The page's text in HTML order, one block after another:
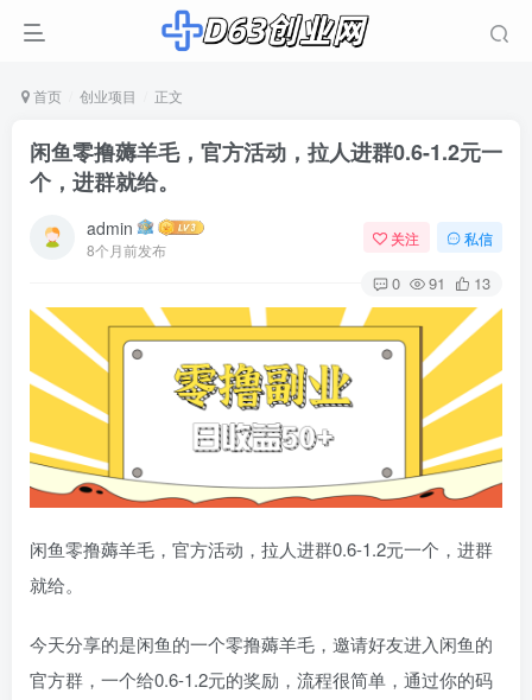
首页 创业项目 正文
闲鱼零撸薅羊毛，官方活动，拉人进群0.6-1.2元一
个，进群就给。
admin
8个月前发布
关注 私信
0 91 13
闲鱼零撸薅羊毛，官方活动，拉人进群0.6-1.2元一个，进群
就给。
今天分享的是闲鱼的一个零撸薅羊毛，邀请好友进入闲鱼的
官方群，一个给0.6-1.2元的奖励，流程很简单，通过你的码